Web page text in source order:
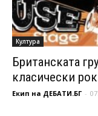
Култура
Британската
класически
Екип на ДЕБАТИ.БГ -